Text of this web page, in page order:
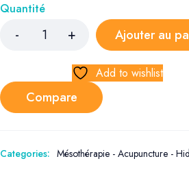
Quantité
Ajouter au
Add to wishlist
Compare
Categories: Mésothérapie - Acupuncture -